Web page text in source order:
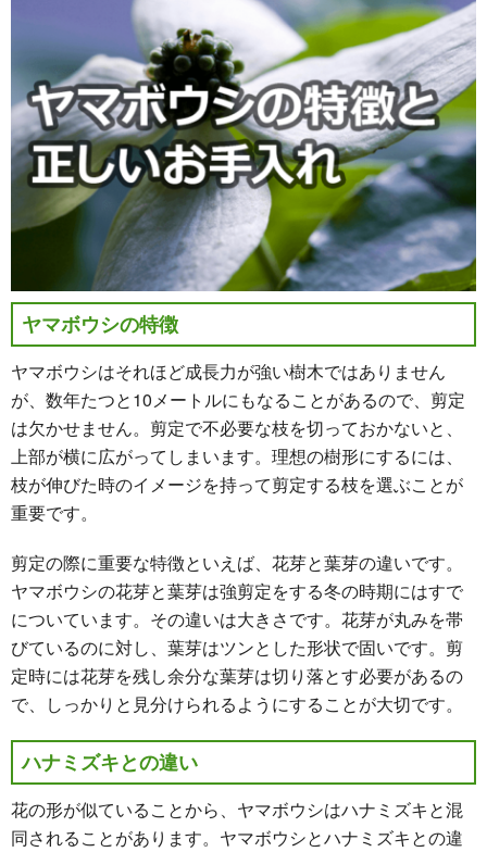
ヤマボウシの特徴
ヤマボウシはそれほど成長力が強い樹木ではありません
が、数年たつと10メートルにもなることがあるので、剪定
は欠かせません。剪定で不必要な枝を切っておかないと、
上部が横に広がってしまいます。理想の樹形にするには、
枝が伸びた時のイメージを持って剪定する枝を選ぶことが
重要です。
剪定の際に重要な特徴といえば、花芽と葉芽の違いです。
ヤマボウシの花芽と葉芽は強剪定をする冬の時期にはすで
についています。その違いは大きさです。花芽が丸みを帯
びているのに対し、葉芽はツンとした形状で固いです。剪
定時には花芽を残し余分な葉芽は切り落とす必要があるの
で、しっかりと見分けられるようにすることが大切です。
ハナミズキとの違い
花の形が似ていることから、ヤマボウシはハナミズキと混
同されることがあります。ヤマボウシとハナミズキとの違